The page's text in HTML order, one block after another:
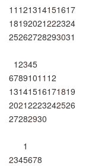
11 121314151617
18192021222324
25262728293031
12345
67891011 12
13141516171819
20212223242526
27282930
1
2345678